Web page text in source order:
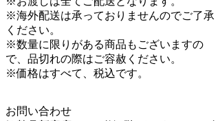
※海外配送は承っておりませんのでご了承
ください。
※数量に限りがある商品もございますの
で、品切れの際はご容赦ください。
※価格はすべて、税込です。
お問い合わせ